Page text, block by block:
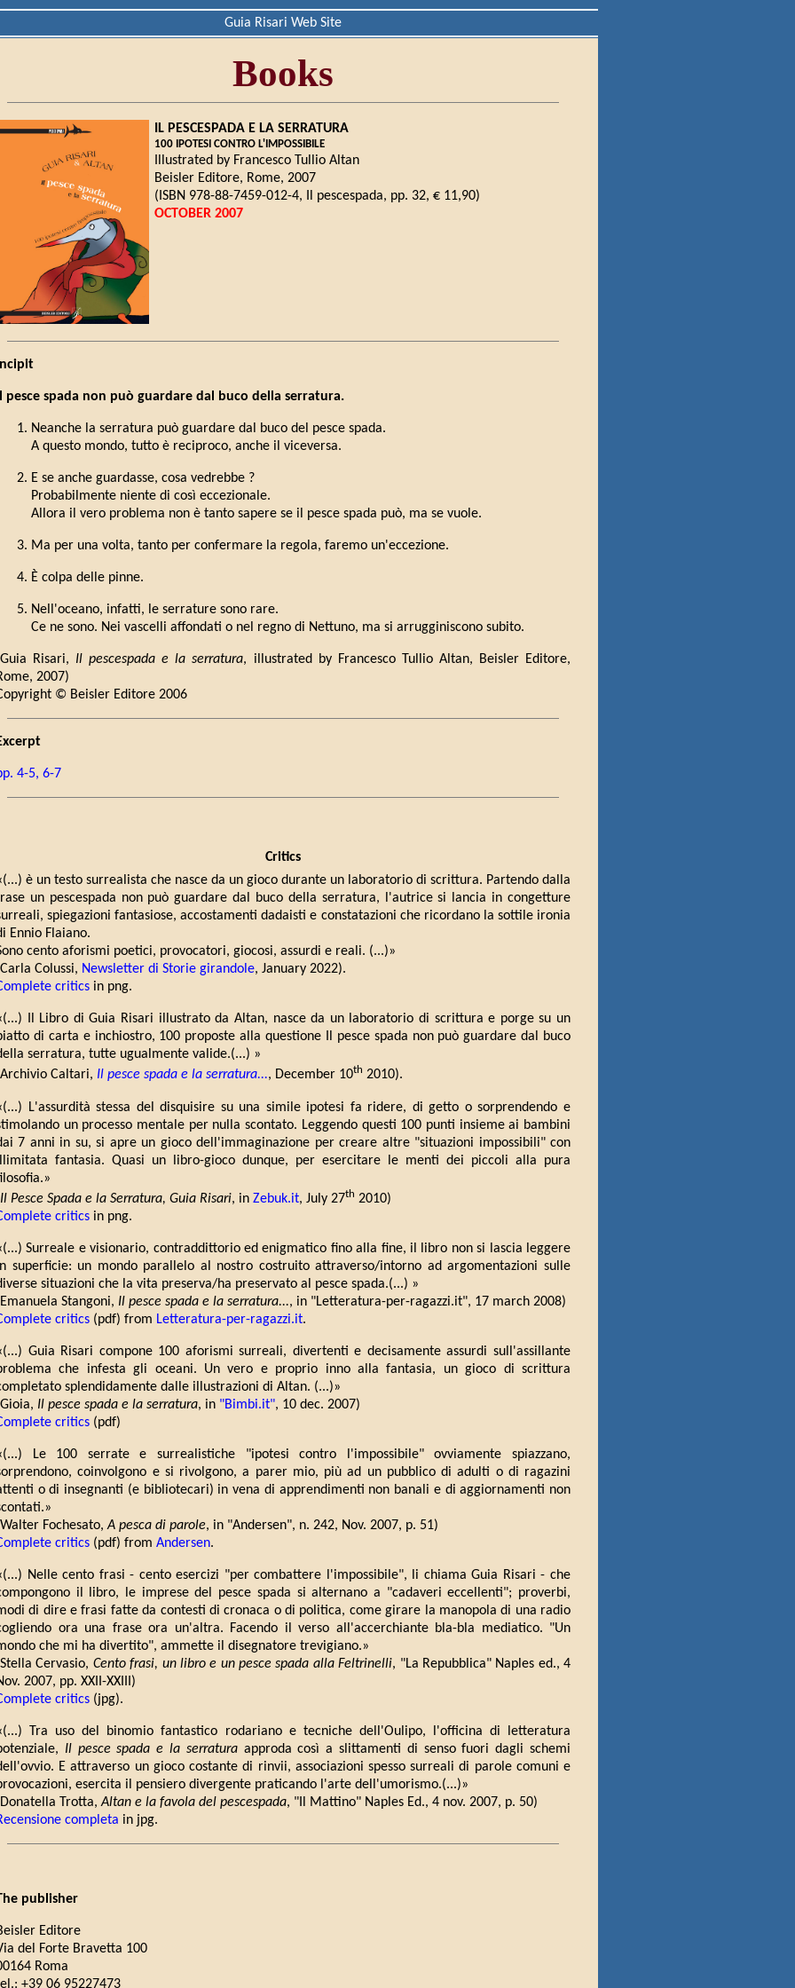
Guia Risari Web Site
Books
IL PESCESPADA E LA SERRATURA
100 IPOTESI CONTRO L'IMPOSSIBILE
Illustrated by Francesco Tullio Altan
Beisler Editore, Rome, 2007
(ISBN 978-88-7459-012-4, Il pescespada, pp. 32, € 11,90)
OCTOBER 2007
pesce spada non può guardare dal buco della serratura.
Neanche la serratura può guardare dal buco del pesce spada.
A questo mondo, tutto è reciproco, anche il viceversa.
E se anche guardasse, cosa vedrebbe ?
Probabilmente niente di così eccezionale.
Allora il vero problema non è tanto sapere se il pesce spada può, ma se vuole.
Ma per una volta, tanto per confermare la regola, faremo un'eccezione.
È colpa delle pinne.
Nell'oceano, infatti, le serrature sono rare.
Ce ne sono. Nei vascelli affondati o nel regno di Nettuno, ma si arrugginiscono subito.
Risari, Il pescespada e la serratura, illustrated by Francesco Tullio Altan, Beisler Editore,
2007)
© Beisler Editore 2006
4-5, 6-7
Critics
è un testo surrealista che nasce da un gioco durante un laboratorio di scrittura. Partendo dalla
un pescespada non può guardare dal buco della serratura, l'autrice si lancia in congetture
spiegazioni fantasiose, accostamenti dadaisti e constatazioni che ricordano la sottile ironia
Ennio Flaiano.
cento aforismi poetici, provocatori, giocosi, assurdi e reali. (...)»
Colussi, Newsletter di Storie girandole, January 2022).
critics in png.
Il Libro di Guia Risari illustrato da Altan, nasce da un laboratorio di scrittura e porge su un
di carta e inchiostro, 100 proposte alla questione Il pesce spada non può guardare dal buco
serratura, tutte ugualmente valide.(...) »
Caltari, Il pesce spada e la serratura..., December 10th 2010).
L'assurdità stessa del disquisire su una simile ipotesi fa ridere, di getto o sorprendendo e
un processo mentale per nulla scontato. Leggendo questi 100 punti insieme ai bambini
7 anni in su, si apre un gioco dell'immaginazione per creare altre "situazioni impossibili" con
fantasia. Quasi un libro-gioco dunque, per esercitare le menti dei piccoli alla pura
Il Pesce Spada e la Serratura, Guia Risari, in Zebuk.it, July 27th 2010)
critics in png.
Surreale e visionario, contraddittorio ed enigmatico fino alla fine, il libro non si lascia leggere
superficie: un mondo parallelo al nostro costruito attraverso/intorno ad argomentazioni sulle
situazioni che la vita preserva/ha preservato al pesce spada.(...) »
Stangoni, Il pesce spada e la serratura..., in "Letteratura-per-ragazzi.it", 17 march 2008)
critics (pdf) from Letteratura-per-ragazzi.it.
Guia Risari compone 100 aforismi surreali, divertenti e decisamente assurdi sull'assillante
che infesta gli oceani. Un vero e proprio inno alla fantasia, un gioco di scrittura
splendidamente dalle illustrazioni di Altan. (...)»
Il pesce spada e la serratura, in "Bimbi.it", 10 dec. 2007)
critics (pdf)
Le 100 serrate e surrealistiche "ipotesi contro l'impossibile" ovviamente spiazzano,
coinvolgono e si rivolgono, a parer mio, più ad un pubblico di adulti o di ragazini
o di insegnanti (e bibliotecari) in vena di apprendimenti non banali e di aggiornamenti non
Fochesato,A pesca di parole, in "Andersen", n. 242, Nov. 2007, p. 51)
critics (pdf) from Andersen.
Nelle cento frasi - cento esercizi "per combattere l'impossibile", li chiama Guia Risari - che
il libro, le imprese del pesce spada si alternano a "cadaveri eccellenti"; proverbi,
di dire e frasi fatte da contesti di cronaca o di politica, come girare la manopola di una radio
ora una frase ora un'altra. Facendo il verso all'accerchiante bla-bla mediatico. "Un
che mi ha divertito", ammette il disegnatore trevigiano.»
Cervasio, Cento frasi, un libro e un pesce spada alla Feltrinelli, "La Repubblica" Naples ed., 4
2007, pp. XXII-XXIII)
critics (jpg).
Tra uso del binomio fantastico rodariano e tecniche dell'Oulipo, l'officina di letteratura
Il pesce spada e la serraturaapproda così a slittamenti di senso fuori dagli schemi
E attraverso un gioco costante di rinvii, associazioni spesso surreali di parole comuni e
esercita il pensiero divergente praticando l'arte dell'umorismo.(...)»
Trotta,Altan e la favola del pescespada, "Il Mattino" Naples Ed., 4 nov. 2007, p. 50)
completa in jpg.
publisher
Editore
del Forte Bravetta 100
Roma
+39 06 95227473